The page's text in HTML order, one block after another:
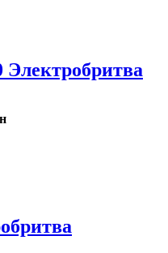
Электробритва